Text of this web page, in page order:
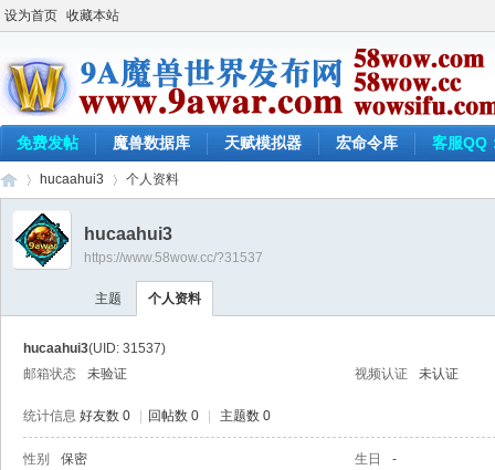
设为首页 收藏本站
免费发帖 魔兽数据库 天赋模拟器 宏命令库 客服QQ
›
hucaahui3 个人资料
hucaahui3
https://www.58wow.cc/?31537
主题 个人资料
hucaahui3(UID: 31537)
邮箱状态
未验证 视频认证 未认证
统计信息 好友数 0 回帖数 0 主题数 0
性别 保密 生日 -